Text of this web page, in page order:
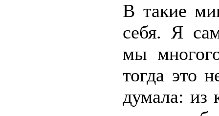
В такие
себя. Я
мы
тогда это
думала: из